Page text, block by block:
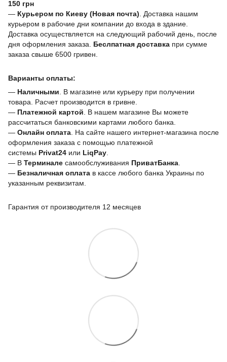
150 грн
— Курьером по Киеву (Новая почта) . Доставка нашим
курьером в рабочие дни компании до входа в здание.
Доставка осуществляется на следующий рабочий день, после
дня оформления заказа. Беслпатная доставка при сумме
заказа свыше 6500 гривен.
Варианты оплаты:
— Наличными . В магазине или курьеру при получении
товара. Расчет производится в гривне.
— Платежной картой . В нашем магазине Вы можете
рассчитаться банковскими картами любого банка.
— Онлайн оплата . На сайте нашего интернет-магазина после
оформления заказа с помощью платежной
системы Privat24 или LiqPay
— В Терминале самообслуживания ПриватБанка
— Безналичная оплата в кассе любого банка Украины по
указанным реквизитам.
Гарантия от производителя 12 месяцев